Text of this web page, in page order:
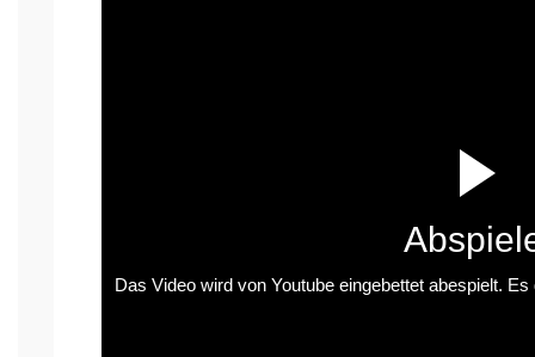
Das Video wird von Youtube eingebettet abespielt.